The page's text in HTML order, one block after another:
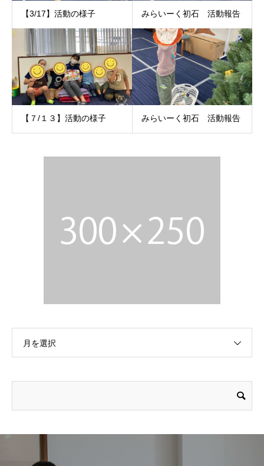
【3/17】活動の様子 みらいーく初石 活動報告
【７/１３】活動の様子 みらいーく初石 活動報告
月を選択